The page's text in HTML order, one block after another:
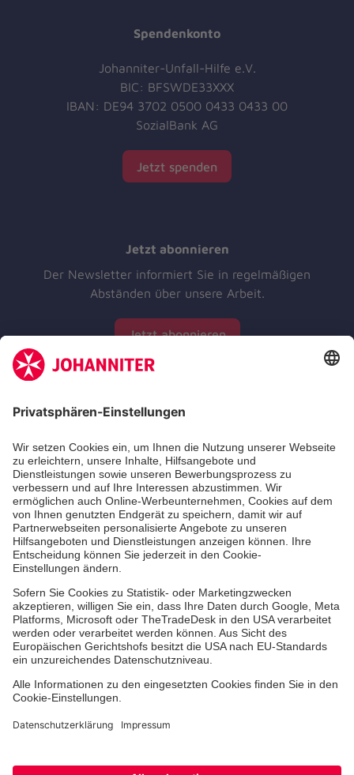
Spendenkonto
Johanniter-Unfall-Hilfe e.V.
BIC: BFSWDE33XXX
IBAN: DE94 3702 0500 0433 0433 00
SozialBank AG
Jetzt spenden
Jetzt abonnieren
Der Newsletter informiert Sie in regelmäßigen
Abständen über unsere Arbeit.
Jetzt abonnieren
Über uns
Unsere Themen
Projekte deutschlandweit
Vor Ort
Downloads